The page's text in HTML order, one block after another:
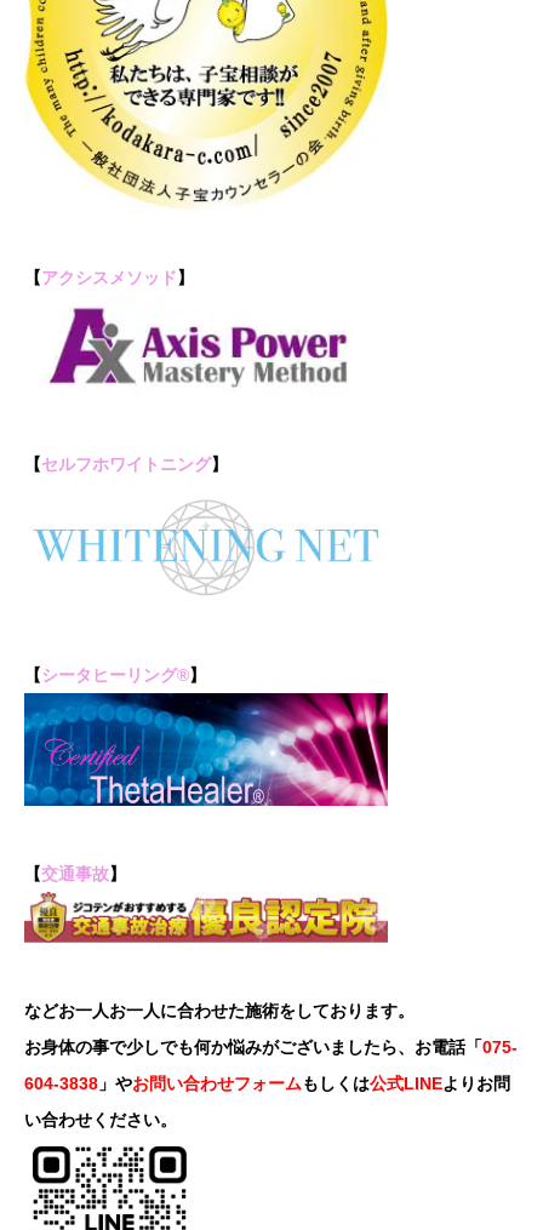
【アクシスメソッド】
【セルフホワイトニング】
【シータヒーリング®】
【交通事故】
などお一人お一人に合わせた施術をしております。
お身体の事で少しでも何か悩みがございましたら、お電話「075-
604-3838 」やお問い合わせフォームもしくは公式LINEよりお問
い合わせください。